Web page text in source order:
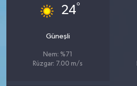
24°
Güneşli
Nem: %71
Rüzgar: 7.00 m/s